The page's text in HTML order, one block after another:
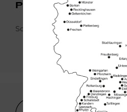
Pho­to­vol­ta­ik
Solarstrom selbst erzeugen.
Bild